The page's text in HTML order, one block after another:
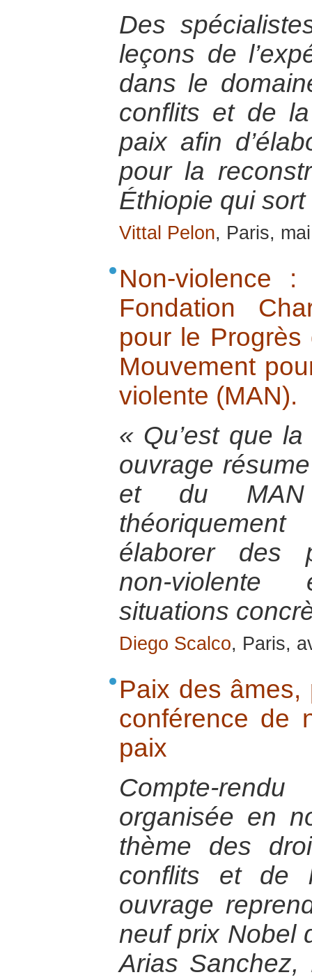
Des
leçons de
dans le
conflits et de
paix afin
pour la
Éthiopie qui sort
Vittal Pelon, Paris,
Non-violence
Fondation
pour le Progrès
Mouvement
violente (MAN).
« Qu’est que
ouvrage
et du
élaborer des
non-
situations
Diego Scalco, Paris,
Paix des
conférence de
paix
Compte-
organisée en
thème des
conflits et de
ouvrage
neuf prix Nobel
Arias Sanchez,